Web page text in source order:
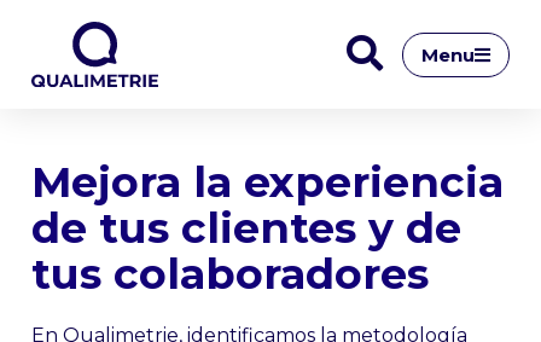
Menu
Mejora la experiencia
de tus clientes y de
tus colaboradores
En Qualimetrie, identificamos la metodología